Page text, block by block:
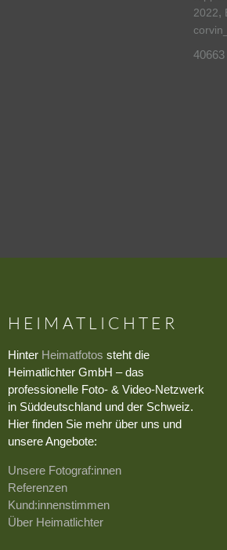
2022,
40663
HEIMATLICHTER
Hinter Heimatfotos steht die
Heimatlichter GmbH – das
professionelle Foto- & Video-Netzwerk
in Süddeutschland und der Schweiz.
Hier finden Sie mehr über uns und
unsere Angebote:
Unsere Fotograf:innen
Referenzen
Kund:innenstimmen
Über Heimatlichter